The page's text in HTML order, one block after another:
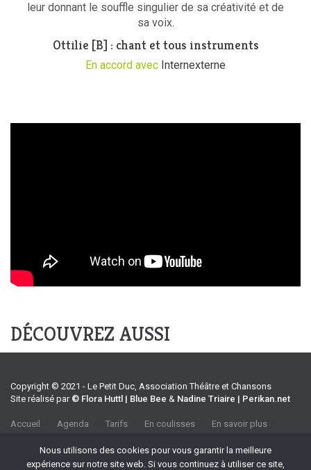
leur donnant le souffle singulier de sa créativité et de
sa voix.
Ottilie [B] : chant et tous instruments
En accord avec Internexterne
DÉCOUVREZ AUSSI
Copyright © 2021 - Le Petit Duc, Association Théâtre et Chansons
Site réalisé par © Flora Huttl | Blue Bee & Nadine Triaire | Perikan.net
Accueil Agenda Tarifs En coulisses
En savoir plus
Association Théâtre et Chansons
35 rue Emile Tavan, 13100 Aix-en-Provence
Nous utilisons des cookies pour vous garantir la meilleure
expérience sur notre site web. Si vous continuez à utiliser ce site,